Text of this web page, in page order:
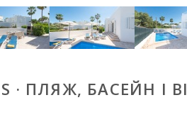
· ПЛЯЖ, БАСЕЙН І